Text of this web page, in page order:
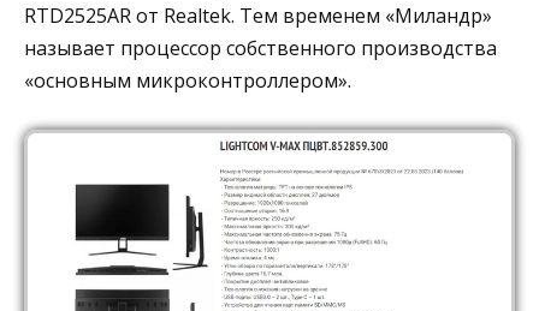
RTD2525AR от Realtek. Тем временем «Миландр»
называет процессор собственного производства
«основным микроконтроллером».